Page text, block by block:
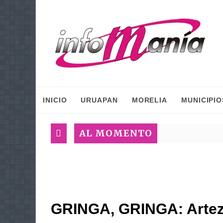
INICIO URUAPAN MORELIA
AL MOMENTO
GRINGA, GRINGA: